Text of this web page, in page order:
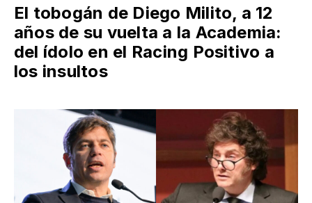
El tobogán de Diego Milito, a 12
años de su vuelta a la Academia:
del ídolo en el Racing Positivo a
los insultos